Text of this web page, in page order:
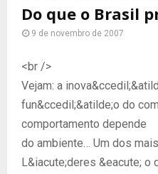
Do que o Brasil
9 de novembro de 2007
<br />
Vejam: a
fun&ccedil;&atilde;o do
comportamento depende
do ambiente… Um dos
L&iacute;deres &eacute; o